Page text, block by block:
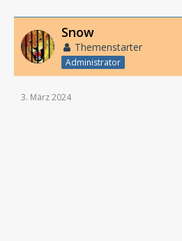
Snow
Themenstarter
Administrator
3. März 2024